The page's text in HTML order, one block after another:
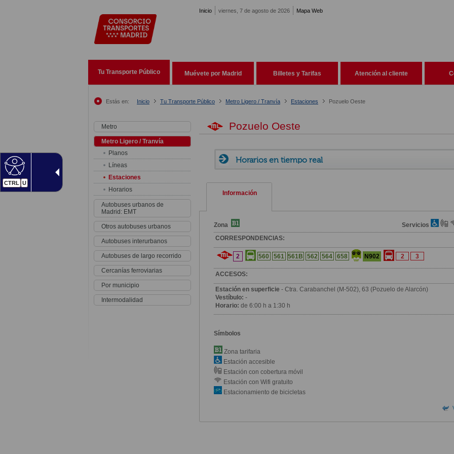
CTRL U
Inicio viernes, 7 de agosto de 2026 Mapa Web
Tu Transporte Público Muévete por Madrid Billetes y Tarifas Atención al cliente
Estás en: Inicio Tu Transporte Público Metro Ligero / Tranvía Estaciones Pozuelo Oeste
Metro
Metro Ligero / Tranvía
Planos
Líneas
Estaciones
Horarios
Autobuses urbanos de
Madrid: EMT
Otros autobuses urbanos
Autobuses interurbanos
Autobuses de largo recorrido
Cercanías ferroviarias
Por municipio
Intermodalidad
Pozuelo Oeste
Horarios en tiempo real
Información
Zona
Servicios
CORRESPONDENCIAS:
2 560 561 561B 562 564 658 N902 2 3
ACCESOS:
Estación en superficie - Ctra. Carabanchel (M-502), 63 (Pozuelo de Alarcón)
Vestíbulo: -
Horario: de 6:00 h a 1:30 h
Símbolos
Zona tarifaria
Estación accesible
Estación con cobertura móvil
Estación con Wifi gratuito
Estacionamiento de bicicletas